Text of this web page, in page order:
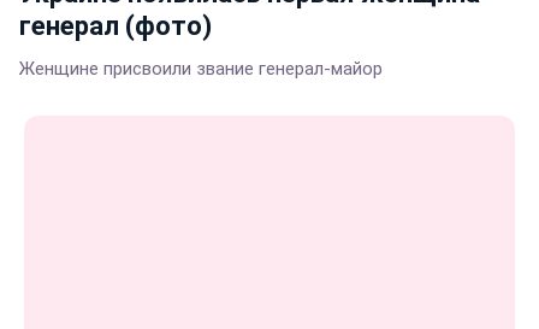
генерал (фото)
Женщине присвоили звание генерал-майор